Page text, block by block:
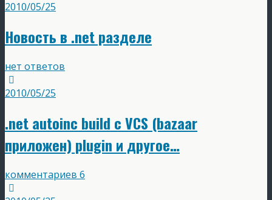
2010/05/25
Новость в .net разделе
нет ответов
2010/05/25
.net autoinc build с VCS (bazaar
приложен) plugin и другое…
комментариев 6